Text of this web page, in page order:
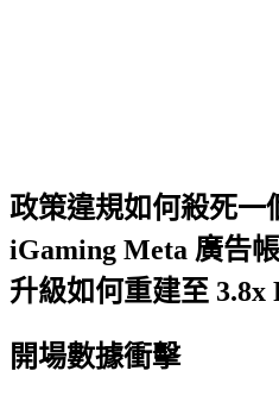
政策違規如何殺死一
iGaming Meta 廣告
升級如何重建至 3.8x
開場數據衝擊